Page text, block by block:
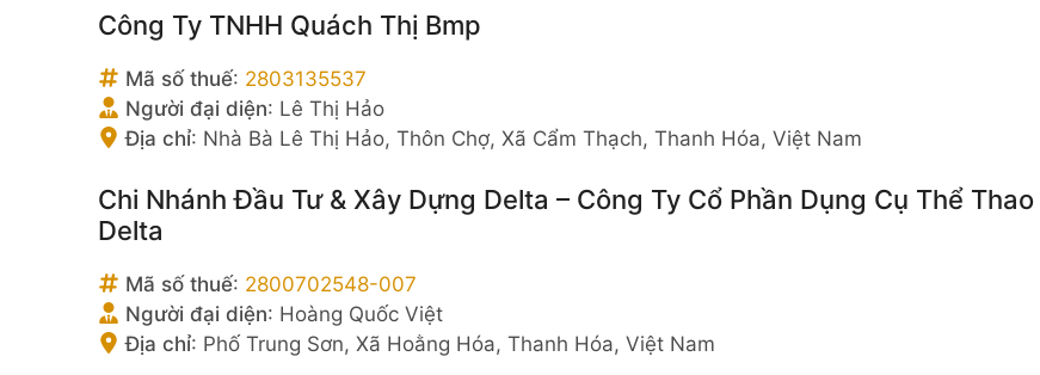
Công Ty TNHH Quách Thị Bmp
Mã số thuế: 2803135537
Người đại diện: Lê Thị Hảo
Địa chỉ: Nhà Bà Lê Thị Hảo, Thôn Chợ, Xã Cẩm Thạch, Thanh Hóa, Việt Nam
Chi Nhánh Đầu Tư & Xây Dựng Delta – Công Ty Cổ Phần Dụng Cụ Thể Thao
Delta
Mã số thuế: 2800702548-007
Người đại diện: Hoàng Quốc Việt
Địa chỉ: Phố Trung Sơn, Xã Hoằng Hóa, Thanh Hóa, Việt Nam